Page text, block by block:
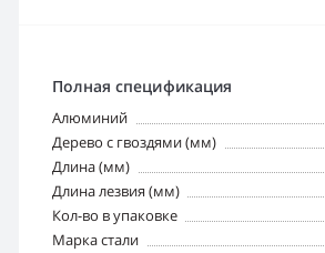
Полная спецификация
Алюминий
Дерево с гвоздями (мм)
Длина (мм)
Длина лезвия (мм)
Кол-во в упаковке
Марка стали